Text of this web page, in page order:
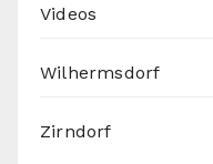
Videos
Wilhermsdorf
Zirndorf